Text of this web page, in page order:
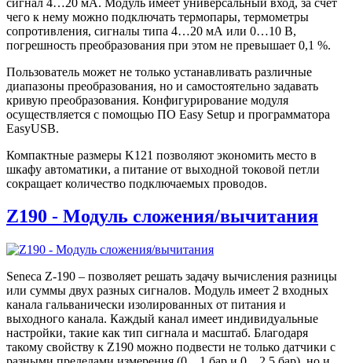
чего к нему можно подключать термопары, термометры
сопротивления, сигналы типа 4…20 мА или 0…10 В,
погрешность преобразования при этом не превышает 0,1 %.
Пользователь может не только устанавливать различные
диапазоны преобразования, но и самостоятельно задавать
кривую преобразования. Конфигурирование модуля
осуществляется с помощью ПО Easy Setup и программатора
EasyUSB.
Компактные размеры K121 позволяют экономить место в
шкафу автоматики, а питание от выходной токовой петли
сокращает количество подключаемых проводов.
Z190 - Модуль сложения/вычитания
Seneca Z-190 – позволяет решать задачу вычисления разницы
или суммы двух разных сигналов. Модуль имеет 2 входных
канала гальванически изолированных от питания и
выходного канала. Каждый канал имеет индивидуальные
настройки, такие как тип сигнала и масштаб. Благодаря
такому свойству к Z190 можно подвести не только датчики с